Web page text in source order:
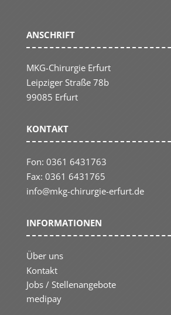
ANSCHRIFT
MKG-Chirurgie Erfurt
Leipziger Straße 78b
99085 Erfurt
KONTAKT
Fon: 0361 6431763
Fax: 0361 6431765
info@mkg-chirurgie-erfurt.de
INFOR­MA­TIONEN
Über uns
Kontakt
Jobs / Stellen­an­gebote
medipay